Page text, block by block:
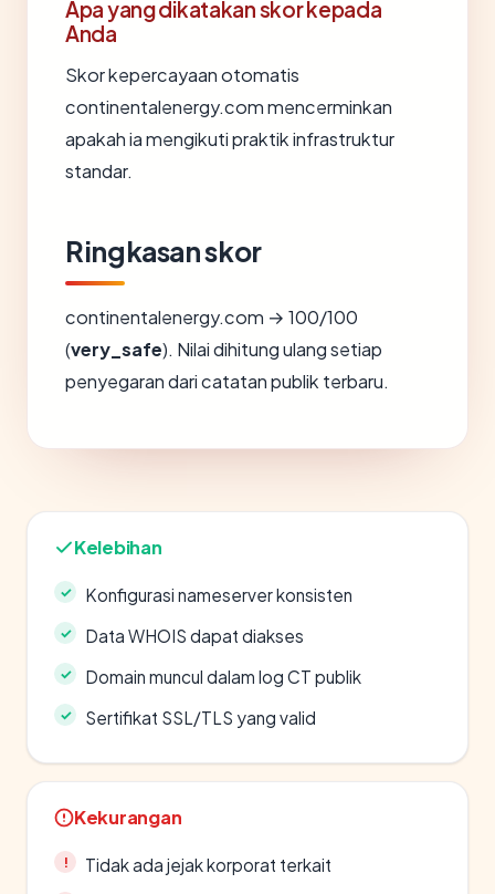
Apa yang dikatakan skor kepada
Anda
Skor kepercayaan otomatis
continentalenergy.com mencerminkan
apakah ia mengikuti praktik infrastruktur
standar.
Ringkasan skor
continentalenergy.com → 100/100
(very_safe). Nilai dihitung ulang setiap
penyegaran dari catatan publik terbaru.
Kelebihan
Konfigurasi nameserver konsisten
Data WHOIS dapat diakses
Domain muncul dalam log CT publik
Sertifikat SSL/TLS yang valid
Kekurangan
Tidak ada jejak korporat terkait